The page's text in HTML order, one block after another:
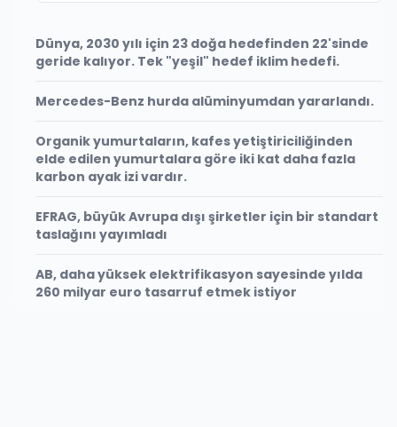
Dünya, 2030 yılı için 23 doğa hedefinden 22'sinde
geride kalıyor. Tek "yeşil" hedef iklim hedefi.
Mercedes-Benz hurda alüminyumdan yararlandı.
Organik yumurtaların, kafes yetiştiriciliğinden
elde edilen yumurtalara göre iki kat daha fazla
karbon ayak izi vardır.
EFRAG, büyük Avrupa dışı şirketler için bir standart
taslağını yayımladı
AB, daha yüksek elektrifikasyon sayesinde yılda
260 milyar euro tasarruf etmek istiyor